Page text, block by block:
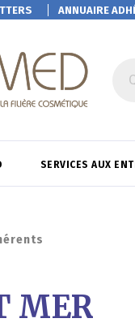
ANNUAIRE
SERVICES AUX
MER